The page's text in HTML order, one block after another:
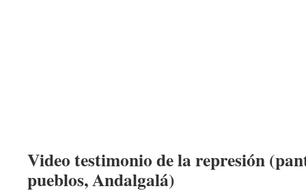
Video testimonio de la represión
pueblos, Andalgalá)